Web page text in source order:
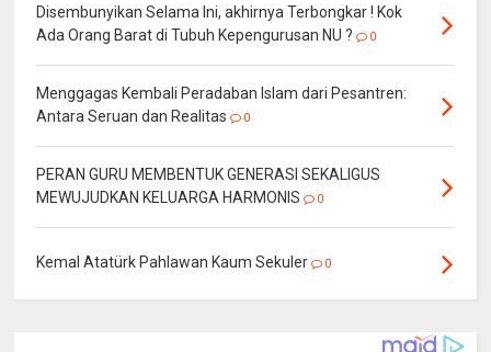
Disembunyikan Selama Ini, akhirnya Terbongkar ! Kok
Ada Orang Barat di Tubuh Kepengurusan NU ?
0
Menggagas Kembali Peradaban Islam dari Pesantren:
Antara Seruan dan Realitas
0
PERAN GURU MEMBENTUK GENERASI SEKALIGUS
MEWUJUDKAN KELUARGA HARMONIS
0
Kemal Atatürk Pahlawan Kaum Sekuler 0